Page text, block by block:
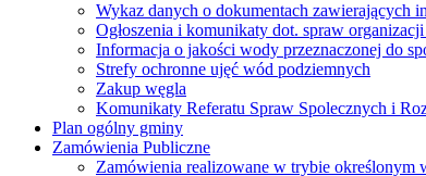
Wykaz danych o dokumentach zawierających
Ogłoszenia i komunikaty dot. spraw
Informacja o jakości wody przeznaczonej do
Strefy ochronne ujęć wód podziemnych
Zakup węgla
Komunikaty Referatu Spraw Spolecznych i
Plan ogólny gminy
Zamówienia Publiczne
Zamówienia realizowane w trybie określonym